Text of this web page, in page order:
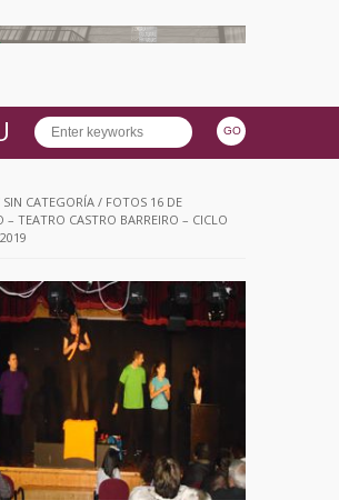
SIN CATEGORÍA / FOTOS 16 DE
– TEATRO CASTRO BARREIRO – CICLO